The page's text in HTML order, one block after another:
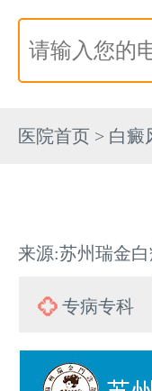
医院首页 > 白癜
来源:苏州瑞金
专病专科